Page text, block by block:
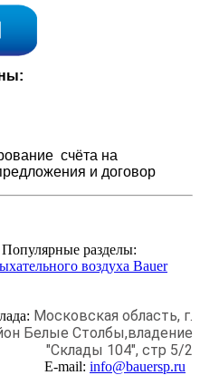
счёта на
и договор
разделы:
воздуха Bauer
Московская область, г.
Белые Столбы,владение
"Склады 104", стр 5/2
E-mail: info@bauersp.ru